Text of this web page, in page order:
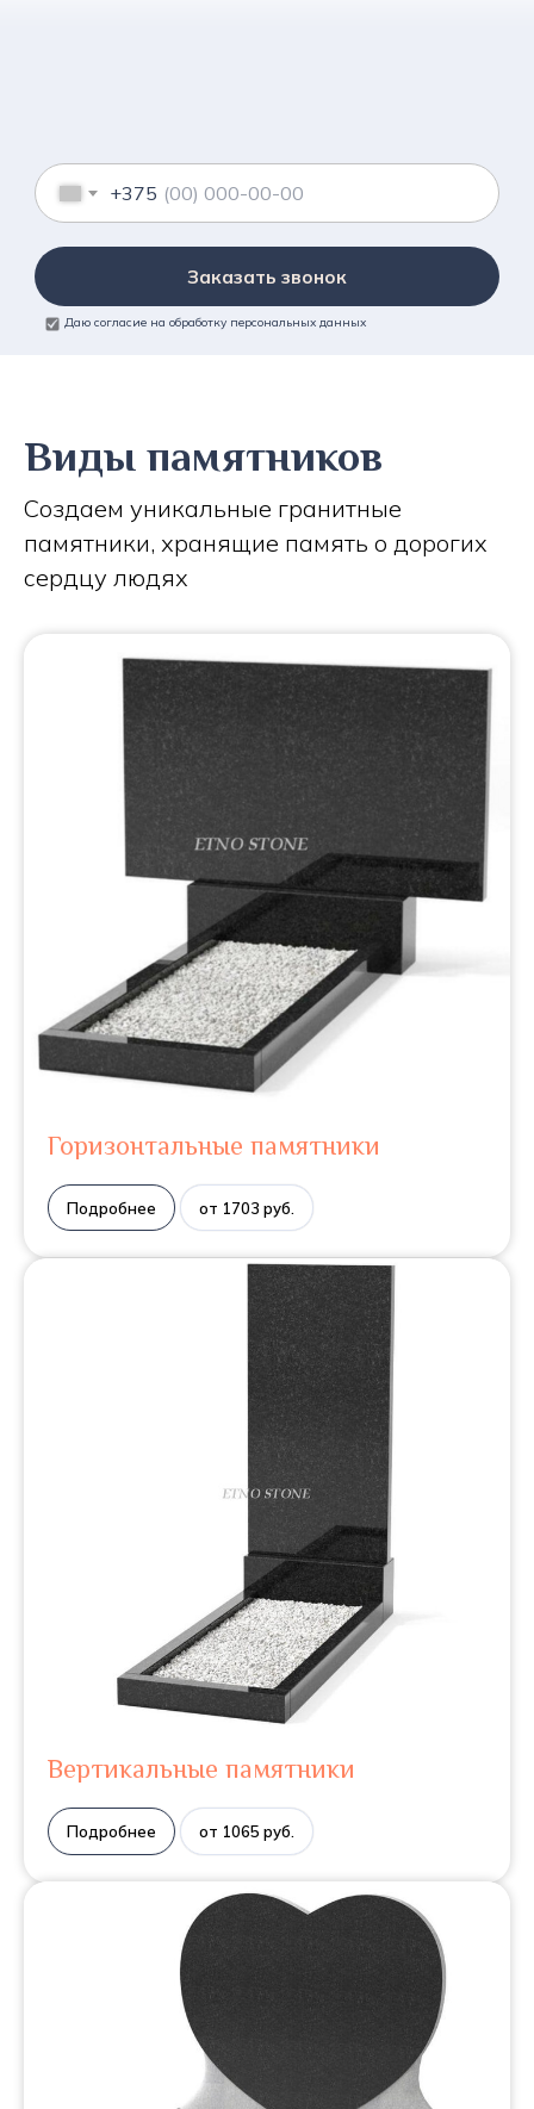
+375
Заказать звонок
Даю согласие на обработку персональных данных
Виды памятников
Создаем уникальные гранитные
памятники, хранящие память о дорогих
сердцу людях
Горизонтальные памятники
Подробнее от 1703 руб.
Вертикальные памятники
Подробнее от 1065 руб.